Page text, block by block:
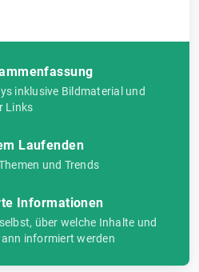
inklusive Bildmaterial und
Links
Laufenden
und Trends
Informationen
über welche Inhalte und
informiert werden